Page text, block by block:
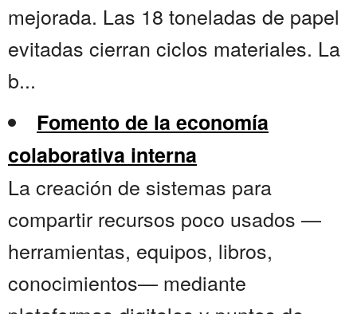
mejorada. Las 18 toneladas de papel
evitadas cierran ciclos materiales. La
b...
Fomento de la economía
colaborativa interna
La creación de sistemas para
compartir recursos poco usados —
herramientas, equipos, libros,
conocimientos— mediante